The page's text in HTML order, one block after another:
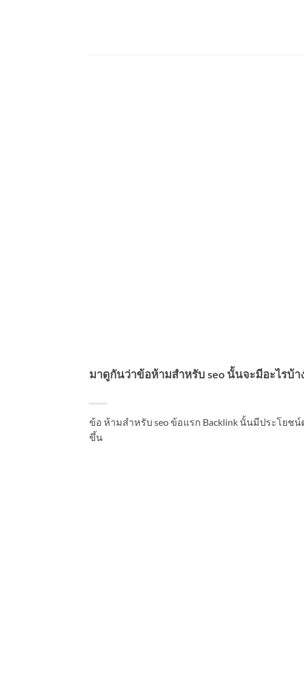
มาดูกันว่าข้อห้ามสำหรับ seo นั้นจะมีอะไรบ้า
ข้อ ห้ามสำหรับ seo ข้อแรก Backlink นั้นมีประโยชน์
ขึ้น